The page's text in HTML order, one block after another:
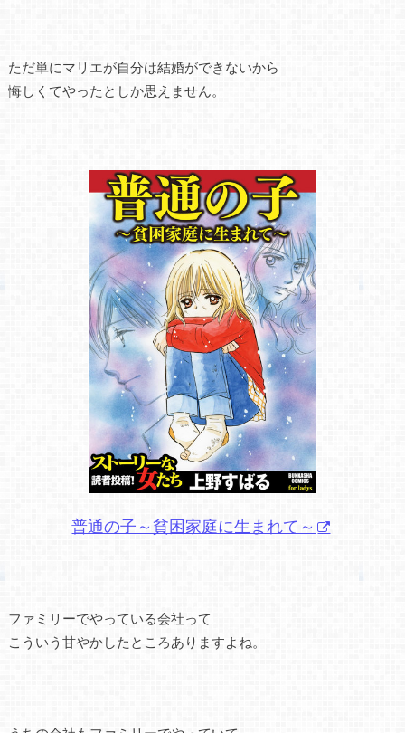
ただ単にマリエが自分は結婚ができないから
悔しくてやったとしか思えません。
普通の子～貧困家庭に生まれて～
ファミリーでやっている会社って
こういう甘やかしたところありますよね。